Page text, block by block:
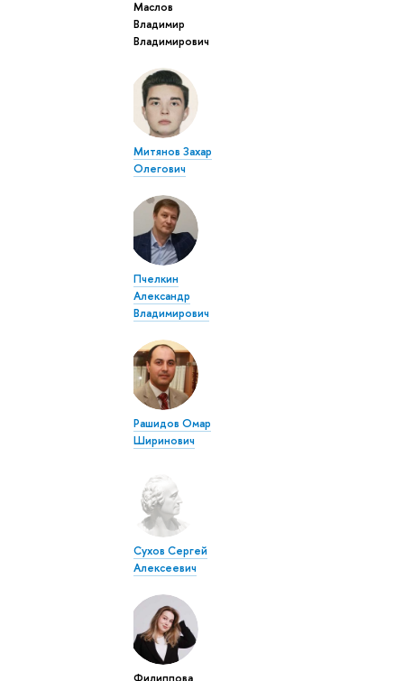
Маслов
Владимир
Владимирович
Митянов Захар
Олегович
Пчелкин
Александр
Владимирович
Рашидов Омар
Ширинович
Сухов Сергей
Алексеевич